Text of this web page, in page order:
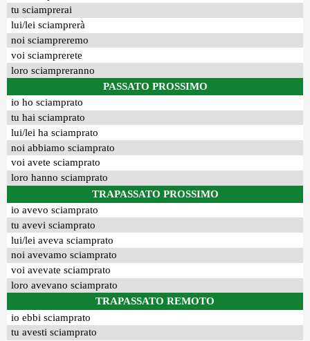
tu sciamprerai
lui/lei sciamprerà
noi sciampreremo
voi sciamprerete
loro sciampreranno
PASSATO PROSSIMO
io ho sciamprato
tu hai sciamprato
lui/lei ha sciamprato
noi abbiamo sciamprato
voi avete sciamprato
loro hanno sciamprato
TRAPASSATO PROSSIMO
io avevo sciamprato
tu avevi sciamprato
lui/lei aveva sciamprato
noi avevamo sciamprato
voi avevate sciamprato
loro avevano sciamprato
TRAPASSATO REMOTO
io ebbi sciamprato
tu avesti sciamprato